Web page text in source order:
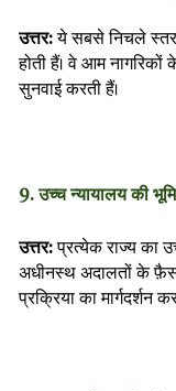
उत्तर:ये सबसे निचले स्तर
होती हैं। वे आम
सुनवाई करती हैं।
9. उच्च न्यायालय की
उत्तर:प्रत्येक राज्य का
अधीनस्थ अदालतों के
प्रक्रिया का मार्गदर्शन